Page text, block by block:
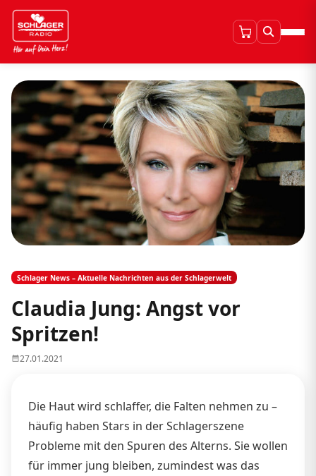
Schlager News – Aktuelle Nachrichten aus der Schlagerwelt
Claudia Jung: Angst vor
Spritzen!
27.01.2021
Die Haut wird schlaffer, die Falten nehmen zu –
häufig haben Stars in der Schlagerszene
Probleme mit den Spuren des Alterns. Sie wollen
für immer jung bleiben, zumindest was das